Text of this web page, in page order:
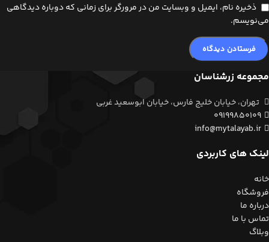
ذخیره نام، ایمیل و وبسایت من در مرورگر برای زمانی که دوباره دیدگاهی
می‌نویسم.
مجموعه زرشناسان
تهران، خیابان خلیج فارس، خیابان ابوسعید غربی
09199850109
info@mytalayab.ir
لینک های کاربردی
خانه
فروشگاه
درباره ما
تماس با ما
وبلاگ